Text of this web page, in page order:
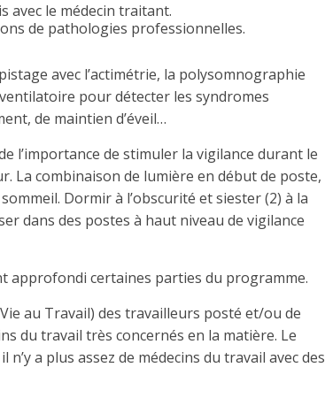
avec le médecin traitant.
de pathologies professionnelles.
avec l’actimétrie, la polysomnographie
pour détecter les syndromes
de maintien d’éveil…
l’importance de stimuler la vigilance durant le
La combinaison de lumière en début de poste,
Dormir à l’obscurité et siester (2) à la
dans des postes à haut niveau de vigilance
approfondi certaines parties du programme.
au Travail) des travailleurs posté et/ou de
du travail très concernés en la matière. Le
a plus assez de médecins du travail avec des